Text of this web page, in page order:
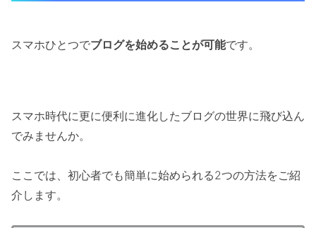
スマホひとつでブログを始めることが可能です。
スマホ時代に更に便利に進化したブログの世界に飛び込ん
でみませんか。
ここでは、初心者でも簡単に始められる2つの方法をご紹
介します。